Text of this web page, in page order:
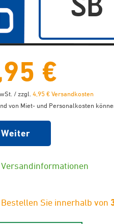
€
/ zzgl. 4,95 € Versandkosten
von Miet- und Personalkosten
Weiter
Versandinformationen
Bestellen Sie innerhalb von